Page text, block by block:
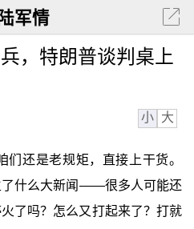
军情
，特朗普谈判桌上
小 大
们还是老规矩，直接上干货。
了什么大新闻——很多人可能还
了吗？怎么又打起来了？打就